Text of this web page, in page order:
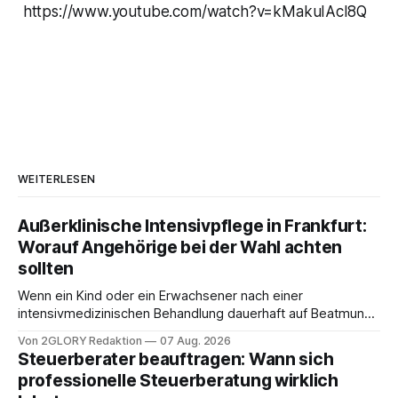
https://www.youtube.com/watch?v=kMakuIAcl8Q
WEITERLESEN
Außerklinische Intensivpflege in Frankfurt:
Worauf Angehörige bei der Wahl achten
sollten
Wenn ein Kind oder ein Erwachsener nach einer
intensivmedizinischen Behandlung dauerhaft auf Beatmung
angewiesen ist, stellt sich für Familien eine schwierige
Frage: Muss die Versorgung dauerhaft in der Klinik bleiben –
oder ist ein Leben zu Hause möglich? Die außerklinische
Von 2GLORY Redaktion 07 Aug. 2026
Steuerberater beauftragen: Wann sich
professionelle Steuerberatung wirklich